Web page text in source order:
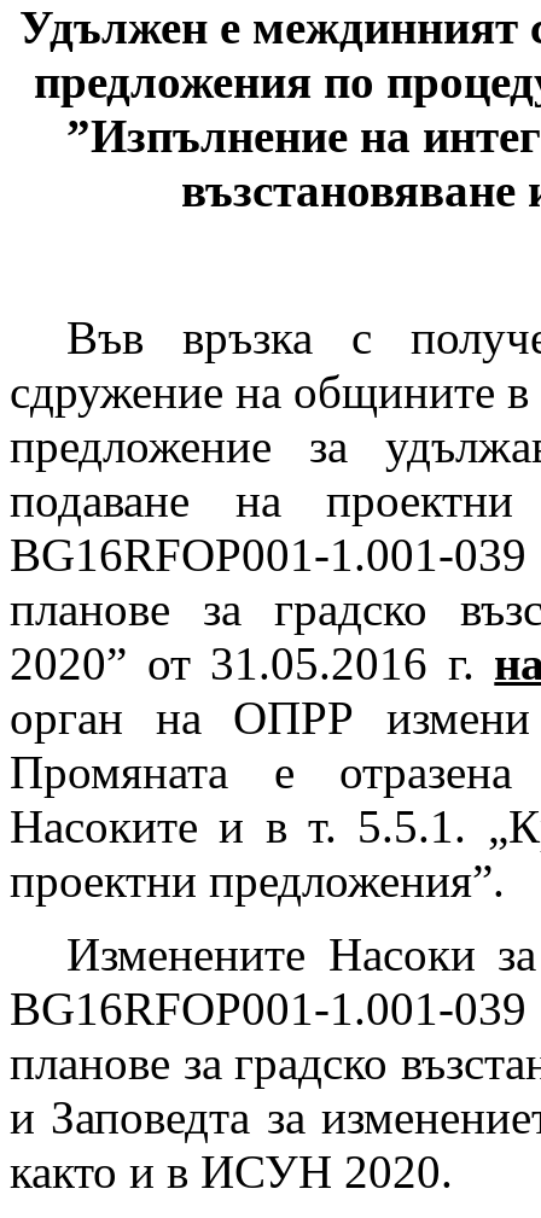
Удължен е междинният
предложения по
”Изпълнение на
възстановяване
Във връзка с
сдружение на общините
предложение за
подаване напроектни
BG16RFOP001-1.001-
планове за градско
2020” от 31.05.2016 г.
орган на ОПРР измени
Промяната е
Насоките и в т. 5.5.1.
проектни предложения”.
Изменените Насоки
BG16RFOP001-1.001-
планове за градско
и Заповедта за
както и в ИСУН 2020.